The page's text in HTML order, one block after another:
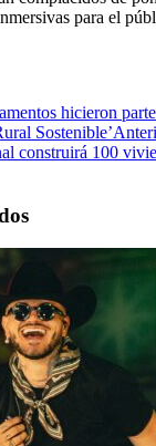
para el
hicieron
Sostenible’
construirá 100